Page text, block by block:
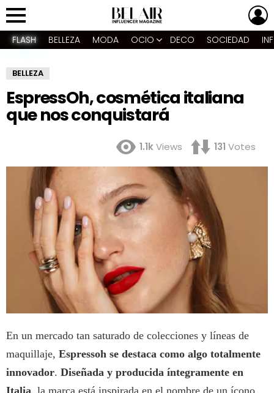
Menu
FLASH BELLEZA MODA OCIO DECO SOCIEDAD
BELLEZA
EspressOh, cosmética italiana
que nos conquistará
1.1kViews 131 Votes
En un mercado tan saturado de colecciones y líneas de
maquillaje, Espressoh se destaca como algo totalmente
innovador. Diseñada y producida íntegramente en